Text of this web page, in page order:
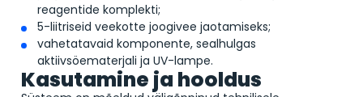
reagentide komplekti;
5-liitriseid veekotte joogivee jaotamiseks;
vahetatavaid komponente, sealhulgas
aktiivsöematerjali ja UV-lampe.
Kasutamine ja hooldus